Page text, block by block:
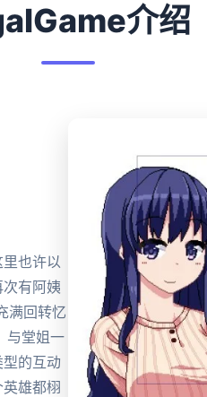
介绍
也许以
有阿姨
满回转忆
与堂姐一
的互动
雄都栩